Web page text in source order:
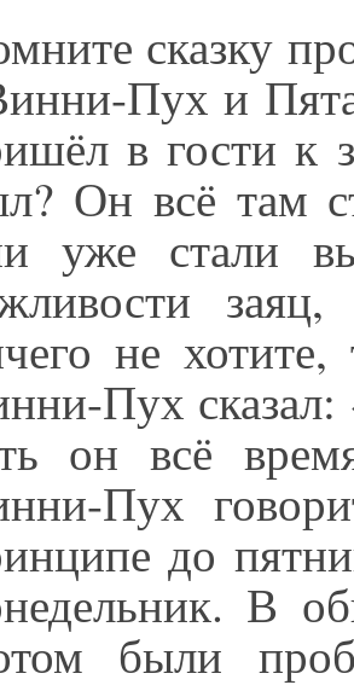
сказку
Пух и
в гости к
Он всё там
уже стали
не
Пух
он всё
Пух
до
В
были